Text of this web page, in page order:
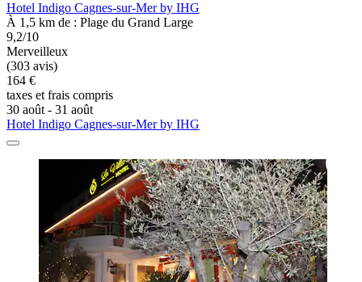
Hotel Indigo Cagnes-sur-Mer by IHG
À 1,5 km de : Plage du Grand Large
9,2/10
Merveilleux
(303 avis)
164 €
taxes et frais compris
30 août - 31 août
Hotel Indigo Cagnes-sur-Mer by IHG